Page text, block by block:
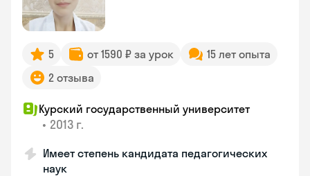
5 от 1590 ₽ за урок
15 лет опыта
2 отзыва
Курский государственный университет
• 2013 г.
Имеет степень кандидата педагогических
наук